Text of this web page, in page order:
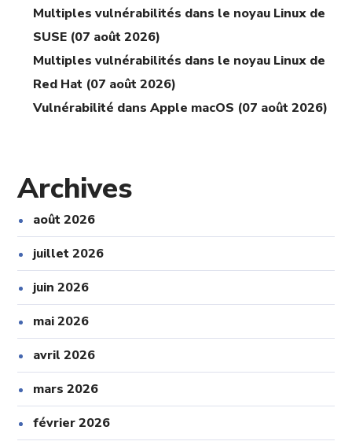
Multiples vulnérabilités dans le noyau Linux de
SUSE (07 août 2026)
Multiples vulnérabilités dans le noyau Linux de
Red Hat (07 août 2026)
Vulnérabilité dans Apple macOS (07 août 2026)
Archives
août 2026
juillet 2026
juin 2026
mai 2026
avril 2026
mars 2026
février 2026